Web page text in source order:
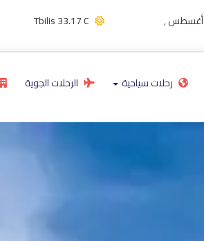
جمعة , 07 أغسطس ,
Tbilis33.17 C
رحلات سياحية الرحلات الجوية